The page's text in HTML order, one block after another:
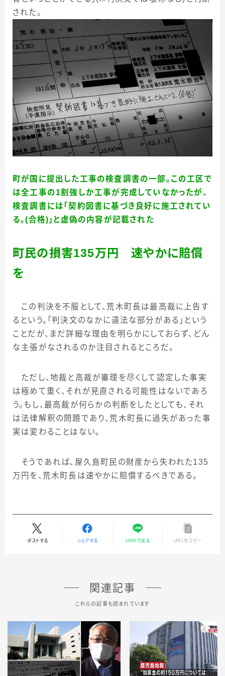
された。
町が国に提出した工事の検査調書の一部。この工区で
は全工事の1割強しか工事が完成していなかったが、
検査調書には「契約図書に基づき良好に施工されてい
る。(合格)」と虚偽の内容が記載された
町民の損害135万円 速やかに賠償
を
この判決を不服として、荒木町長は最高裁に上告す
るという。「判決文のなかに違法な部分がある」という
ことだが、まだ詳細な理由を明らかにしておらず、どん
な主張がなされるのか注目されるところだ。
ただし、地裁と高裁が審理を尽くして認定した事実
は極めて重く、それが見直される可能性はないであろ
う。もし、最高裁が何らかの判断をしたとしても、それ
は法律解釈の問題であり、荒木町長に過失があった事
実は変わることはない。
そうであれば、屋久島町民の財産から失われた135
万円を、荒木町長は速やかに賠償するべきである。
ポストする シェアする LINEで送る URLをコピー
関連記事
これらの記事も読まれています